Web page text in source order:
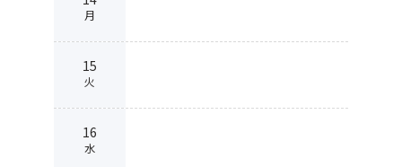
月
15
火
16
水